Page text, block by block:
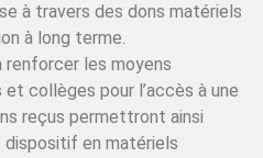
à travers des dons matériels
à long terme.
renforcer les moyens
collèges pour l’accès à une
reçus permettront ainsi
dispositif en matériels